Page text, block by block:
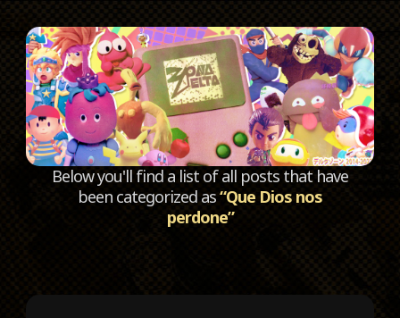
Below you'll find a list of all posts that have
been categorized as“Que Dios nos
perdone”